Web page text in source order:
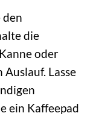
den
die
oder
Lasse
ein Kaffeepad